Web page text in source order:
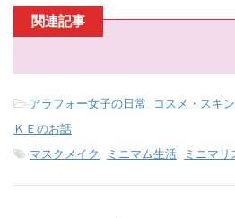
関連記事
-アラフォー女子の日常 コスメ・スキ
ＫＥのお話
-マスクメイク ミニマム生活 ミニマリ